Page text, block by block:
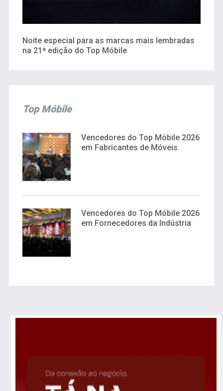
Noite especial para as marcas mais lembradas
na 21ª edição do Top Móbile
Top Móbile
Vencedores do Top Móbile 2026
em Fabricantes de Móveis
Vencedores do Top Móbile 2026
em Fornecedores da Indústria